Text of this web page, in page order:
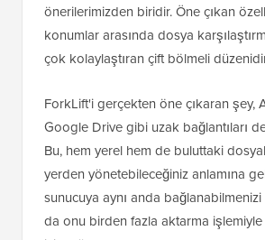
önerilerimizden biridir. Öne çıkan
konumlar arasında dosya
çok kolaylaştıran çift bölmeli
ForkLift'i gerçekten öne çıkaran şey,
Google Drive gibi uzak bağlantıları
Bu, hem yerel hem de buluttaki
yerden yönetebileceğiniz anlamına
sunucuya aynı anda
da onu birden fazla aktarma